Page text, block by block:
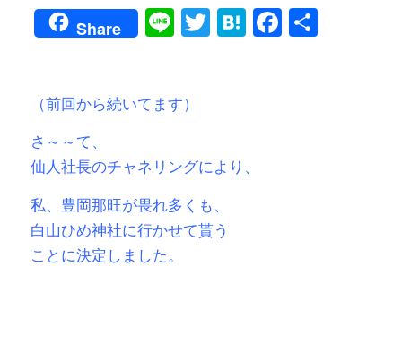
Share LineTwitter
Hatena共
（前回から続いてます）
さ～～て、
仙人社長のチャネリングにより、
私、豊岡那旺が畏れ多くも、
白山ひめ神社に行かせて貰う
ことに決定しました。